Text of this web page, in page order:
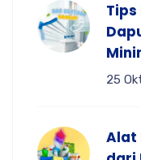
Tips
25
Alat